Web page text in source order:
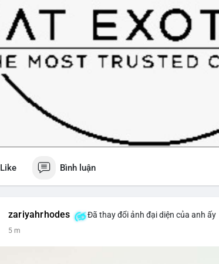
Like Bình luận
zariyahrhodes Đã thay đổi ảnh đại diện của anh ấy
5 m